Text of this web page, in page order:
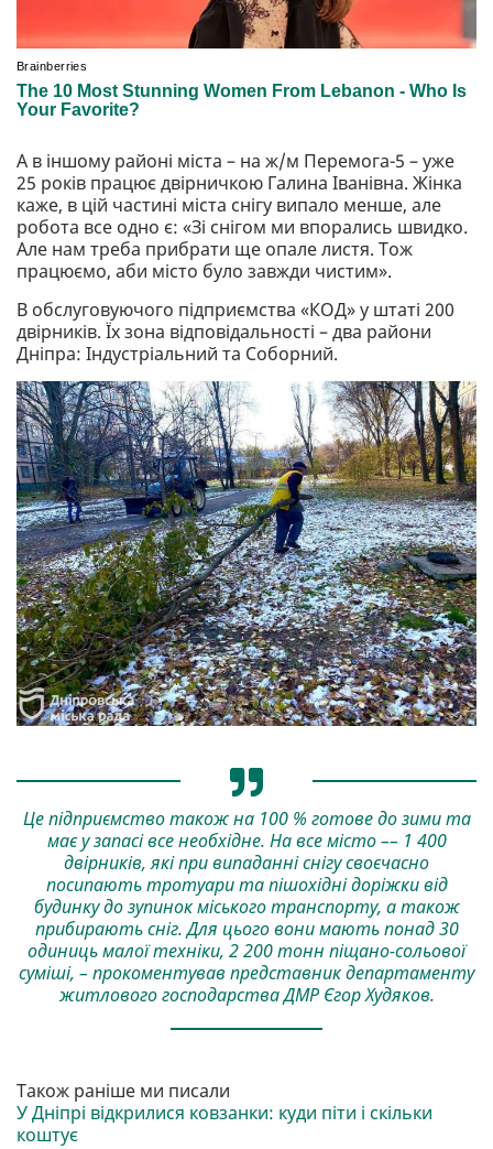
А в іншому районі міста – на ж/м Перемога-5 – уже
25 років працює двірничкою Галина Іванівна. Жінка
каже, в цій частині міста снігу випало менше, але
робота все одно є: «Зі снігом ми впорались швидко.
Але нам треба прибрати ще опале листя. Тож
працюємо, аби місто було завжди чистим».
В обслуговуючого підприємства «КОД» у штаті 200
двірників. Їх зона відповідальності – два райони
Дніпра: Індустріальний та Соборний.
Це підприємство також на 100 % готове до зими та
має у запасі все необхідне. На все місто –– 1 400
двірників, які при випаданні снігу своєчасно
посипають тротуари та пішохідні доріжки від
будинку до зупинок міського транспорту, а також
прибирають сніг. Для цього вони мають понад 30
одиниць малої техніки, 2 200 тонн піщано-сольової
суміші, – прокоментував представник департаменту
житлового господарства ДМР Єгор Худяков.
Також раніше ми писали
У Дніпрі відкрилися ковзанки: куди піти і скільки
коштує